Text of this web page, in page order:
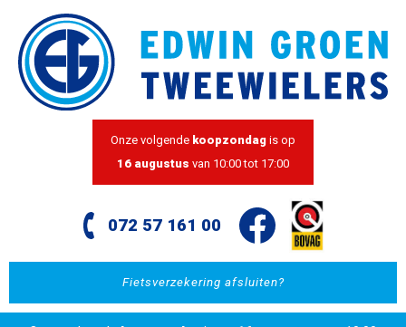
Onze volgende koopzondag is op
16 augustus van 10:00 tot 17:00
Fietsverzekering afsluiten?
072 57 161 00